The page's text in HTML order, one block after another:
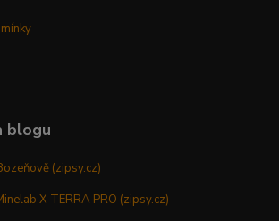
blogu
(zipsy.cz)
X TERRA PRO (zipsy.cz)